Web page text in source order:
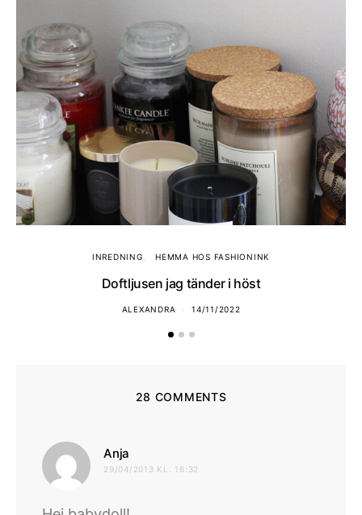
INREDNING HEMMA HOS FASHIONINK
Doftljusen jag tänder i höst
ALEXANDRA 14/11/2022
28 COMMENTS
Anja
29/04/2013 KL. 16:32